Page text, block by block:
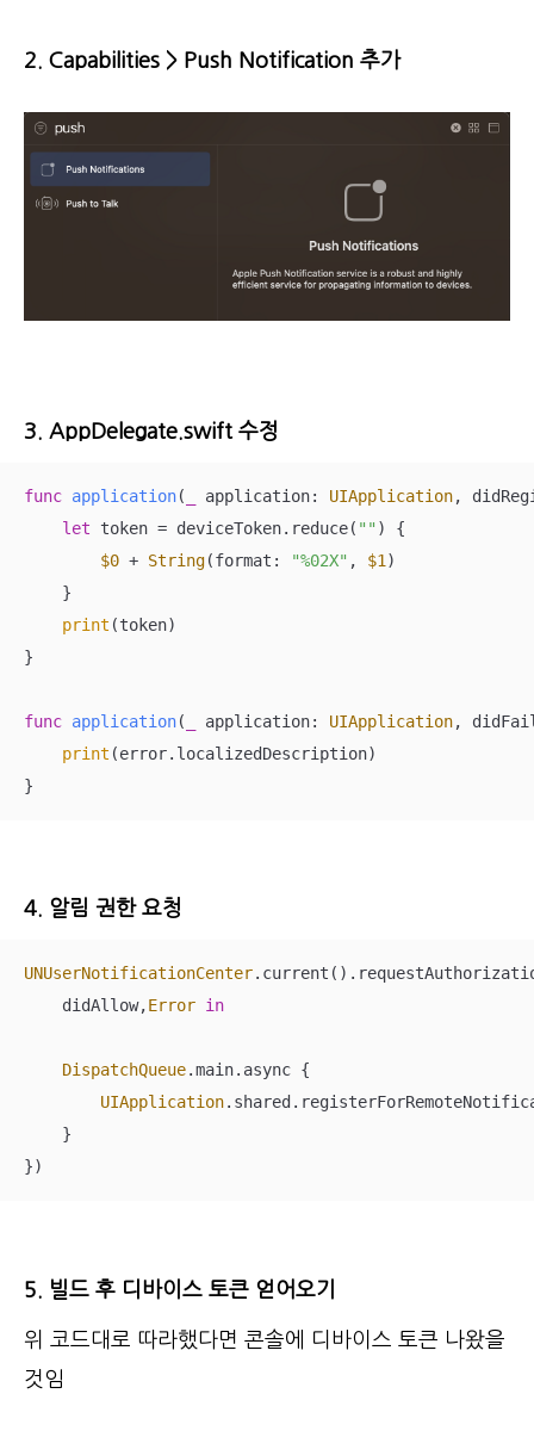
2. Capabilities > Push Notification 추가
3. AppDelegate.swift 수정
func application( application: UIApplication,
let token = deviceToken.reduce( "" ) {
$0 + String(format: "%02X" , $1 )
    }
print (token)
}
func application( application: UIApplication,
print (error.localizedDescription)
}
4. 알림 권한 요청
UNUserNotificationCenter
    didAllow,
Error in
DispatchQueue.main.async {
UIApplication
    }
})
5. 빌드 후 디바이스 토큰 얻어오기
위 코드대로 따라했다면 콘솔에 디바이스 토큰 나왔을
것임